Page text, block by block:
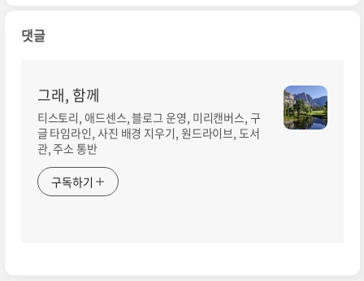
댓글
그래, 함께
티스토리, 애드센스, 블로그 운영, 미리캔버스, 구
글 타임라인, 사진 배경 지우기, 원드라이브, 도서
관, 주소 통반
구독하기